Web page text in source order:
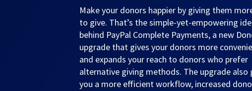
Make your donors happier by giving them
to give. That’s the simple-yet-empowering
behind PayPal Complete Payments, a new
upgrade that gives your donors more
and expands your reach to donors who prefer
alternative giving methods. The upgrade also
you a more efficient workflow, increased